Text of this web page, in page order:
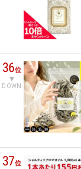
36位
DOWN
37位